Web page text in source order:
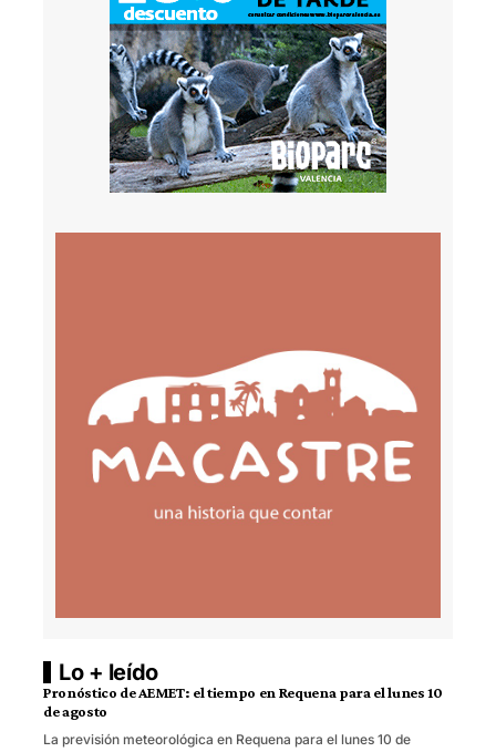
Lo + leído
Pronóstico de AEMET: el tiempo en Requena para el lunes 10
de agosto
La previsión meteorológica en Requena para el lunes 10 de